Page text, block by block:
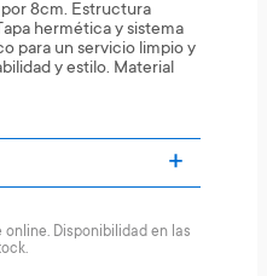
por 8cm. Estructura
hermética y sistema
para un servicio limpio y
y estilo. Material
Disponibilidad en las